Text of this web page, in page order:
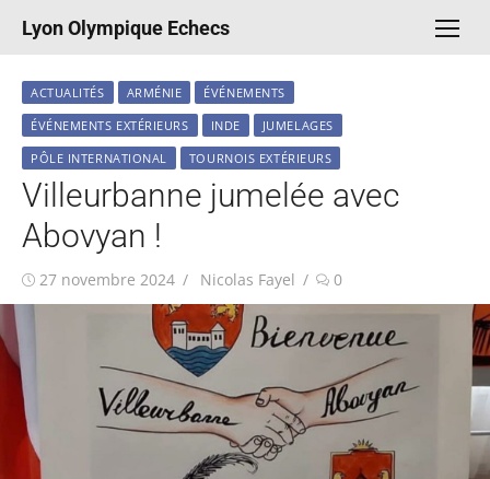
Lyon Olympique Echecs
ACTUALITÉS ARMÉNIE
ÉVÉNEMENTS
ÉVÉNEMENTS EXTÉRIEURS
INDE
JUMELAGES
PÔLE INTERNATIONAL
TOURNOIS EXTÉRIEURS
Villeurbanne jumelée avec
Abovyan !
Publié
le
27 novembre 2024 Auteur/autrice
Nicolas Fayel 0